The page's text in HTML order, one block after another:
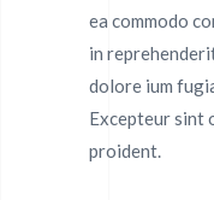
ea commodo
in
dolore ium
Excepteur sint
proident.